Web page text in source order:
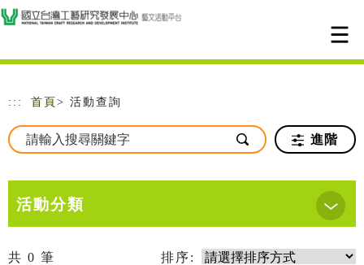
跳到主要內容
網站導覽
::: 首頁 > 活動查詢
進階
活動分類
共 0 筆 排序: